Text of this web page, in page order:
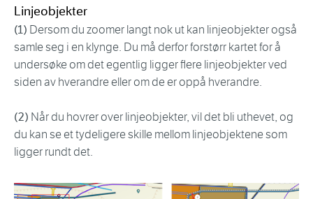
Linjeobjekter
(1) Dersom du zoomer langt nok ut kan linjeobjekter også
samle seg i en klynge. Du må derfor forstørr kartet for å
undersøke om det egentlig ligger flere linjeobjekter ved
siden av hverandre eller om de er oppå hverandre.
(2) Når du hovrer over linjeobjekter, vil det bli uthevet, og
du kan se et tydeligere skille mellom linjeobjektene som
ligger rundt det.